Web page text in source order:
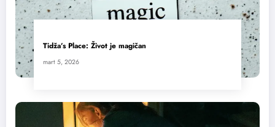
Tidža’s Place: Život je magičan
mart 5, 2026